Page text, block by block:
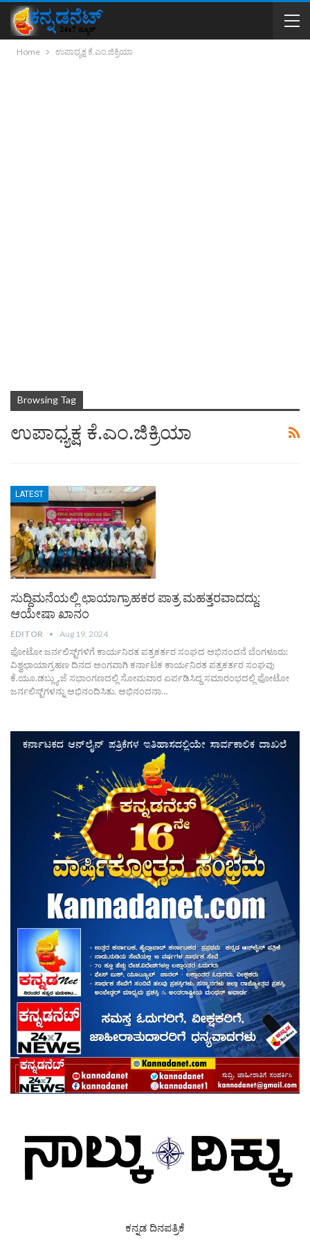
Home ಉಪಾಧ್ಯಕ್ಷ ಕೆ.ಎಂ.ಜಿಕ್ರಿಯಾ
Browsing Tag
ಉಪಾಧ್ಯಕ್ಷ ಕೆ.ಎಂ.ಜಿಕ್ರಿಯಾ
LATEST
ಸುದ್ದಿಮನೆಯಲ್ಲಿ ಛಾಯಾಗ್ರಾಹಕರ ಪಾತ್ರ ಮಹತ್ತರವಾದದ್ದು:
ಆಯೇಷಾ ಖಾನಂ
EDITOR Aug 19, 2024
ಫೋಟೋ ಜರ್ನಲಿಸ್ಟ್‌ಗಳಿಗೆ ಕಾರ್ಯನಿರತ ಪತ್ರಕರ್ತರ ಸಂಘದ ಅಭಿನಂದನೆ ಬೆಂಗಳೂರು:
ವಿಶ್ವಛಾಯಾಗ್ರಹಣ ದಿನದ ಅಂಗವಾಗಿ ಕರ್ನಾಟಕ ಕಾರ್ಯನಿರತ ಪತ್ರಕರ್ತರ ಸಂಘವು
ಕೆ.ಯೂ.ಡಬ್ಲ್ಯು.ಜೆ ಸಭಾಂಗಣದಲ್ಲಿ ಸೋಮವಾರ ಏರ್ಪಡಿಸಿದ್ದ ಸಮಾರಂಭದಲ್ಲಿ ಫೋಟೋ
ಜರ್ನಲಿಸ್ಟ್‌ಗಳನ್ನು ಅಭಿನಂದಿಸಿತು. ಅಭಿನಂದನಾ…
ಕನ್ನಡ ದಿನಪತ್ರಿಕೆ